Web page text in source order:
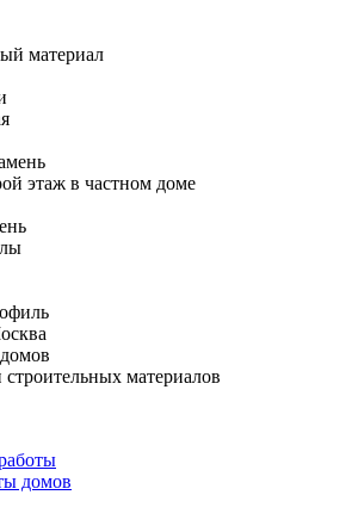
материал
этаж в частном доме
материалов
домов